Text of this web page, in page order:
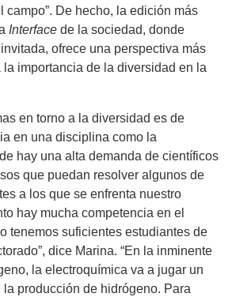
campo”. De hecho, la edición más
Interface de la sociedad, donde
ofrece una perspectiva más
importancia de la diversidad en la
en torno a la diversidad es de
en una disciplina como la
hay una alta demanda de científicos
que puedan resolver algunos de
a los que se enfrenta nuestro
hay mucha competencia en el
tenemos suficientes estudiantes de
dice Marina. “En la inminente
la electroquímica va a jugar un
producción de hidrógeno. Para